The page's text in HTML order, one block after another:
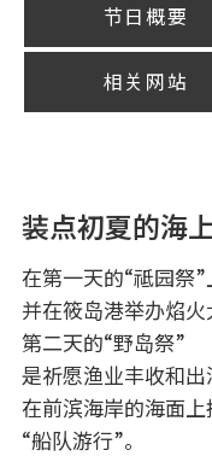
节日概要
相关网站
装点初夏的海
在第一天的“祗园祭”
并在筱岛港举办焰火
第二天的“野岛祭”
是祈愿渔业丰收和出
在前滨海岸的海面
“船队游行”。